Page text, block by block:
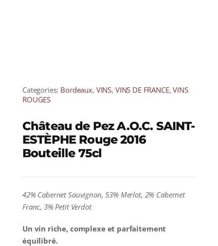
Categories: Bordeaux, VINS, VINS DE FRANCE,VINS
ROUGES
Château de Pez A.O.C. SAINT-
ESTÈPHE Rouge 2016
Bouteille 75cl
42% Cabernet Sauvignon, 53% Merlot, 2% Cabernet
Franc, 3% Petit Verdot
Un vin riche, complexe et parfaitement
équilibré.